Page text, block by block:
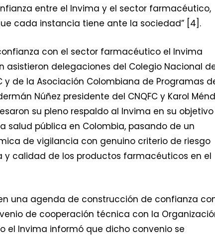
entre el Invima y el sector farmacéutico,
cada instancia tiene ante la sociedad” [4].
con el sector farmacéutico el Invima
asistieron delegaciones del Colegio Nacional
y de la Asociación Colombiana de Programas
Núñez presidente del CNQFC y Karol
su pleno respaldo al Invima en su objetivo
salud pública en Colombia, pasando de un
de vigilancia con genuino criterio de riesgo
calidad de los productos farmacéuticos en el
una agenda de construcción de confianza
de cooperación técnica con la
el Invima informó que dicho convenio se